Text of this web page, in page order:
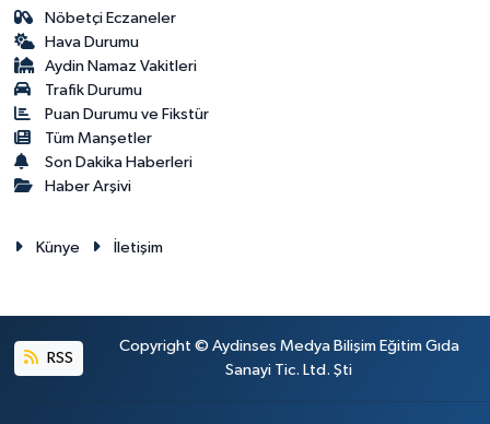
Nöbetçi Eczaneler
Hava Durumu
Aydin Namaz Vakitleri
Trafik Durumu
Puan Durumu ve Fikstür
Tüm Manşetler
Son Dakika Haberleri
Haber Arşivi
Künye İletişim
RSS
Copyright © Aydinses Medya Bilişim Eğitim Gıda
Sanayi Tic. Ltd. Şti